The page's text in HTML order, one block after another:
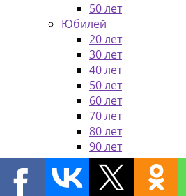
50 лет
Юбилей
20 лет
30 лет
40 лет
50 лет
60 лет
70 лет
80 лет
90 лет
Корзина